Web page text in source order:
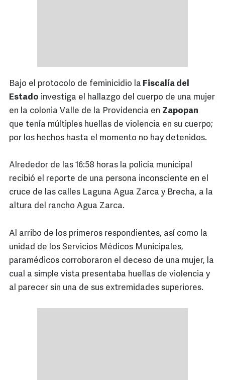
Bajo el protocolo de feminicidio la Fiscalía del
Estado investiga el hallazgo del cuerpo de una mujer
en la colonia Valle de la Providencia en Zapopan
que tenía múltiples huellas de violencia en su cuerpo;
por los hechos hasta el momento no hay detenidos.
Alrededor de las 16:58 horas la policía municipal
recibió el reporte de una persona inconsciente en el
cruce de las calles Laguna Agua Zarca y Brecha, a la
altura del rancho Agua Zarca.
Al arribo de los primeros respondientes, así como la
unidad de los Servicios Médicos Municipales,
paramédicos corroboraron el deceso de una mujer, la
cual a simple vista presentaba huellas de violencia y
al parecer sin una de sus extremidades superiores.